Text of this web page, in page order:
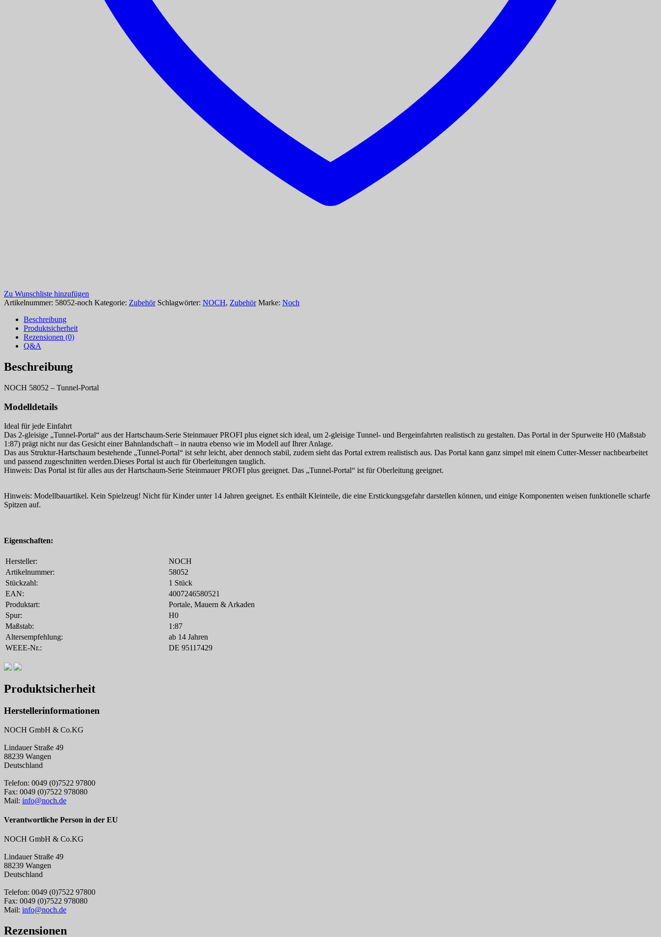
Zu Wunschliste hinzufügen
Artikelnummer: 58052-noch Kategorie: Zubehör Schlagwörter: NOCH, Zubehör Marke: Noch
Beschreibung
Produktsicherheit
Rezensionen (0)
Q&A
Beschreibung
NOCH 58052 – Tunnel-Portal
Modelldetails
Ideal für jede Einfahrt
Das 2-gleisige „Tunnel-Portal“ aus der Hartschaum-Serie Steinmauer PROFI plus eignet sich ideal, um 2-gleisige Tunnel- und Bergeinfahrten realistisch zu gestalten. Das Portal in der Spurweite H0 (Maßstab
1:87) prägt nicht nur das Gesicht einer Bahnlandschaft – in nautra ebenso wie im Modell auf Ihrer Anlage.
Das aus Struktur-Hartschaum bestehende „Tunnel-Portal“ ist sehr leicht, aber dennoch stabil, zudem sieht das Portal extrem realistisch aus. Das Portal kann ganz simpel mit einem Cutter-Messer nachbearbeitet
und passend zugeschnitten werden.Dieses Portal ist auch für Oberleitungen tauglich.
Hinweis: Das Portal ist für alles aus der Hartschaum-Serie Steinmauer PROFI plus geeignet. Das „Tunnel-Portal“ ist für Oberleitung geeignet.
Hinweis: Modellbauartikel. Kein Spielzeug! Nicht für Kinder unter 14 Jahren geeignet. Es enthält Kleinteile, die eine Erstickungsgefahr darstellen können, und einige Komponenten weisen funktionelle scharfe
Spitzen auf.
Eigenschaften:
Hersteller:
NOCH
Artikelnummer:
58052
Stückzahl:
1 Stück
EAN:
4007246580521
Produktart:
Portale, Mauern & Arkaden
Spur:
H0
Maßstab:
1:87
Altersempfehlung:
ab 14 Jahren
WEEE-Nr.:
DE 95117429
Produktsicherheit
Herstellerinformationen
NOCH GmbH & Co.KG
Lindauer Straße 49
88239 Wangen
Deutschland
Telefon: 0049 (0)7522 97800
Fax: 0049 (0)7522 978080
Mail: info@noch.de
Verantwortliche Person in der EU
NOCH GmbH & Co.KG
Lindauer Straße 49
88239 Wangen
Deutschland
Telefon: 0049 (0)7522 97800
Fax: 0049 (0)7522 978080
Mail: info@noch.de
Rezensionen